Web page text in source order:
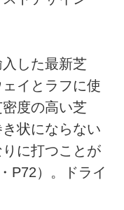
した最新芝
イとラフに使
度の高い芝
状にならない
に打つことが
P72）。ドライ